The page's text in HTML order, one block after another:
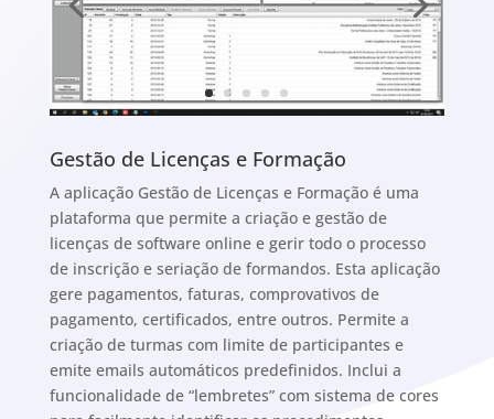
Gestão de Licenças e Formação
A aplicação Gestão de Licenças e Formação é uma
plataforma que permite a criação e gestão de
licenças de software online e gerir todo o processo
de inscrição e seriação de formandos. Esta aplicação
gere pagamentos, faturas, comprovativos de
pagamento, certificados, entre outros. Permite a
criação de turmas com limite de participantes e
emite emails automáticos predefinidos. Inclui a
funcionalidade de “lembretes” com sistema de cores